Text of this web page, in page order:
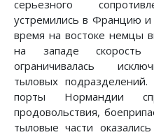
серьезного
устремились в Францию
время на востоке немцы
на западе скорость
ограничивалась
тыловых
порты Нормандии
продовольствия,
тыловые части